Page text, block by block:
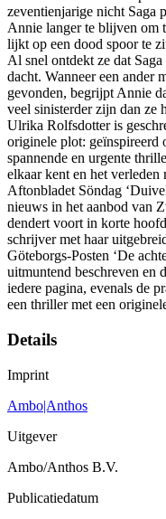
zeventienjarige nicht Saga
Annie langer te blijven om
lijkt op een dood spoor te
Al snel ontdekt ze dat
dacht. Wanneer een ander
gevonden, begrijpt Annie
veel sinisterder zijn dan
Ulrika Rolfsdotter is
originele plot: geïnspireerd
spannende en urgente
elkaar kent en het verleden
Aftonbladet Söndag
nieuws in het aanbod van
dendert voort in korte
schrijver met haar
Göteborgs-Posten ‘De
uitmuntend beschreven en
iedere pagina, evenals de
een thriller met een
Details
Imprint
Ambo|Anthos
Uitgever
Ambo/Anthos B.V.
Publicatiedatum